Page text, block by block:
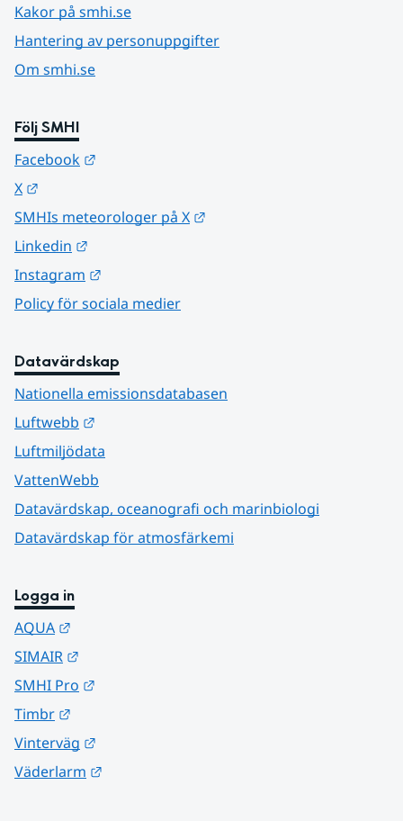
Kakor på smhi.se
Hantering av personuppgifter
Om smhi.se
Följ SMHI
Facebook
X
SMHIs meteorologer på X
Linkedin
Instagram
Policy för sociala medier
Datavärdskap
Nationella emissionsdatabasen
Luftwebb
Luftmiljödata
VattenWebb
Datavärdskap, oceanografi och marinbiologi
Datavärdskap för atmosfärkemi
Logga in
AQUA
SIMAIR
SMHI Pro
Timbr
Vinterväg
Väderlarm